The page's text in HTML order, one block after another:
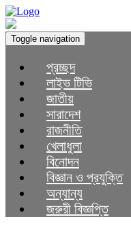
Toggle navigation
প্রচ্ছদ
লাইভ টিভি
জাতীয়
সারাদেশ
রাজনীতি
খেলাধুলা
বিনোদন
বিজ্ঞান ও প্রযুক্তি
অন্যান্য
জরুরী বিজ্ঞপ্তি